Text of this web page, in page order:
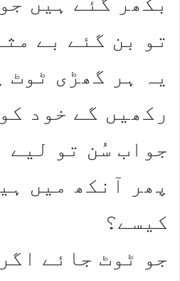
تو بن گئے بے
یہ ہر گھڑی ٹوٹ
رکھیں گے خود
جواب سُن تو لیے
پھر آنکھ میں
کیسے؟
جو ٹوٹ جائے